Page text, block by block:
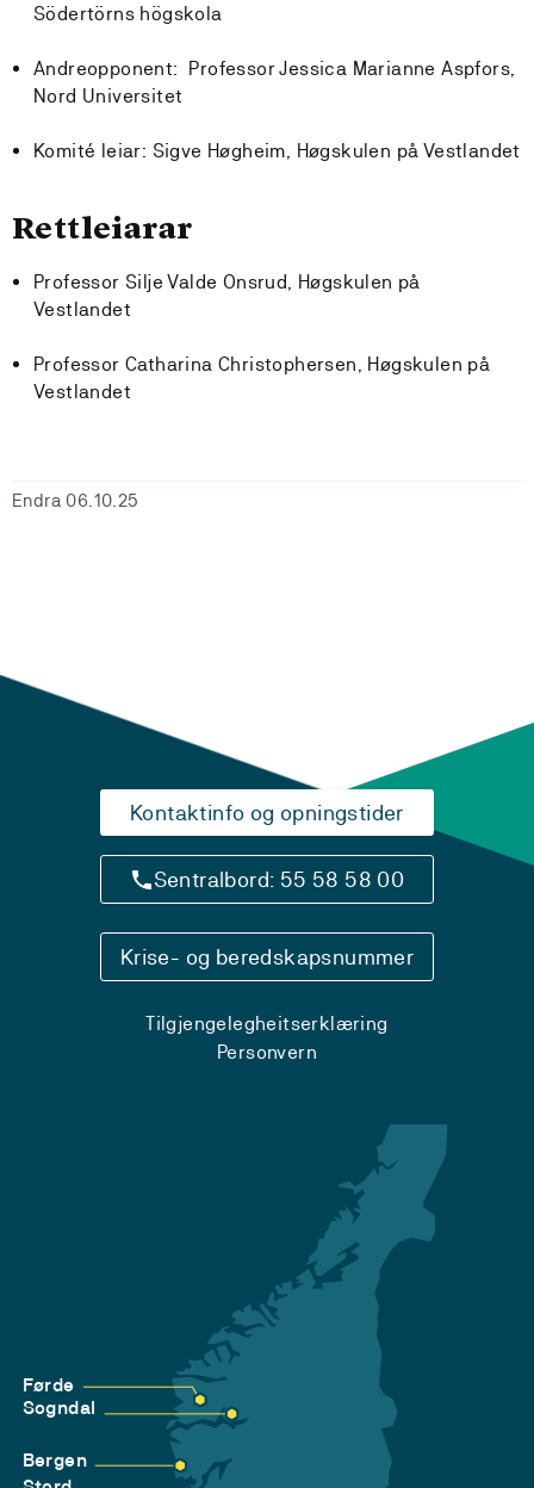
Södertörns högskola
Andreopponent: Professor Jessica Marianne Aspfors,
Nord Universitet
Komité leiar: Sigve Høgheim, Høgskulen på Vestlandet
Rettleiarar
Professor Silje Valde Onsrud, Høgskulen på
Vestlandet
Professor Catharina Christophersen, Høgskulen på
Vestlandet
Endra 06.10.25
Kontaktinfo og opningstider
Sentralbord: 55 58 58 00
Krise- og beredskapsnummer
Tilgjengelegheitserklæring
Personvern
Førde
Sogndal
Bergen